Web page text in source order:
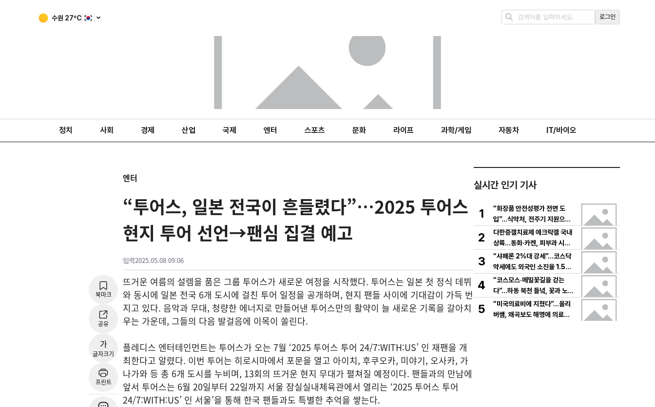
수원 27ºC 로그인
정치 사회 경제 산업 국제 엔터 스포츠 문화 라이프 과학/게임 자동차 IT/바이오
엔터
“투어스, 일본 전국이 흔들렸다”…2025 투어스
현지 투어 선언→팬심 집결 예고
입력2025.05.08 09:06
북마크
공유
가
글자크기
프린트
뜨거운 여름의 설렘을 품은 그룹 투어스가 새로운 여정을 시작했다. 투어스는 일본 첫 정식 데뷔
와 동시에 일본 전국 6개 도시에 걸친 투어 일정을 공개하며, 현지 팬들 사이에 기대감이 가득 번
지고 있다. 음악과 무대, 청량한 에너지로 만들어낸 투어스만의 활약이 늘 새로운 기록을 갈아치
우는 가운데, 그들의 다음 발걸음에 이목이 쏠린다.
플레디스 엔터테인먼트는 투어스가 오는 7월 ‘2025 투어스 투어 24/7:WITH:US’ 인 재팬을 개
최한다고 알렸다. 이번 투어는 히로시마에서 포문을 열고 아이치, 후쿠오카, 미야기, 오사카, 가
나가와 등 총 6개 도시를 누비며, 13회의 뜨거운 현지 무대가 펼쳐질 예정이다. 팬들과의 만남에
앞서 투어스는 6월 20일부터 22일까지 서울 잠실실내체육관에서 열리는 ‘2025 투어스 투어
24/7:WITH:US’ 인 서울’을 통해 한국 팬들과도 특별한 추억을 쌓는다.
실시간 인기 기사
1
“화장품 안전성평가 전면 도
입”…식약처, 전주기 지원으로
K뷰티 고도화
2
다한증겔치료제 에크락겔 국내
상륙…동화·카켄, 피부과 시장
공략
3
“샤페론 2%대 강세”…코스닥
약세에도 외국인 소진율 1.5
9% 기록
4
“코스모스·메밀꽃길을 걷는
다”…하동 북천 들녘, 꽃과 노래
로 물드는 가을의 하루
5
“미국의료비에 지쳤다”…올리
버쌤, 왜곡보도 해명에 의료시